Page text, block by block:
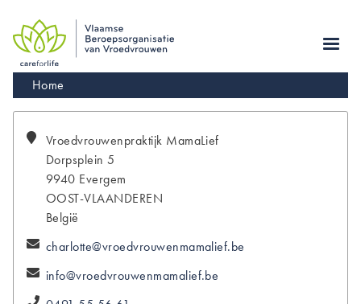
main
navigation
Kruimelpad
Home
Vroedvrouwenpraktijk MamaLief
Dorpsplein 5
9940 Evergem
OOST-VLAANDEREN
België
charlotte@vroedvrouwenmamalief.be
info@vroedvrouwenmamalief.be